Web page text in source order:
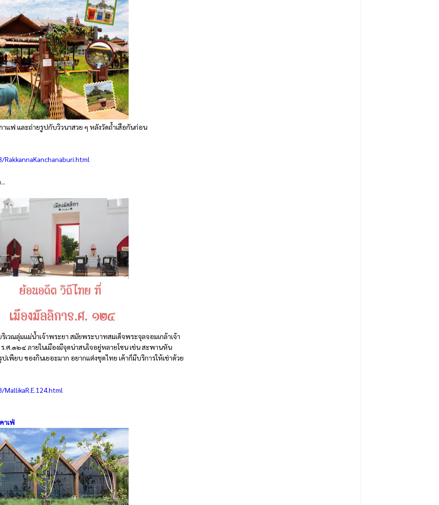
แฟ และถ่ายรูปกับวิวนาสวย ๆ หลังวัดถ้ำเสือกันก่อน
เวณลุ่มแม่น้ำเจ้าพระยา สมัยพระบาทสมเด็จพระจุลจอมเกล้าเจ้า
.ศ.๑๒๔ ภายในเมืองมีจุดน่าสนใจอยู่หลายโซน เช่น สะพานหัน
เพียบ ของกินเยอะมาก อยากแต่งชุดไทย เค้าก็มีบริการให้เช่าด้วย
าเฟ่